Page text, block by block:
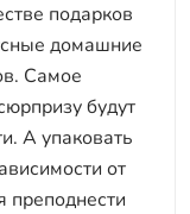
подарков
домашние
Самое
будут
А упаковать
от
преподнести